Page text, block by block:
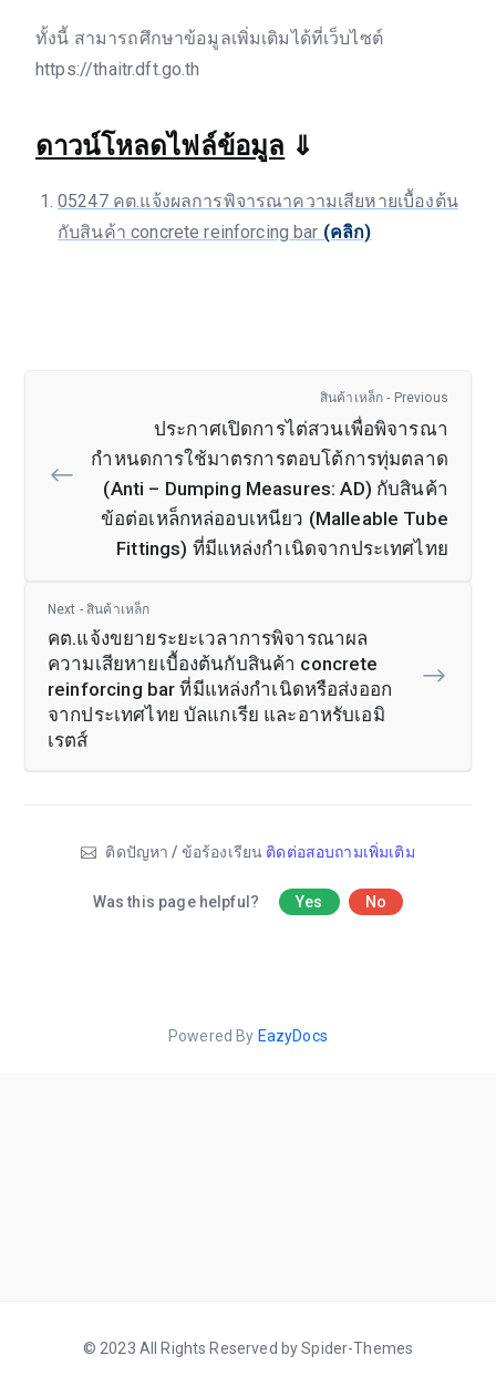
ทั้งนี้ สามารถศึกษาข้อมูลเพิ่มเติมได้ที่เว็บไซต์
https://thaitr.dft.go.th
ดาวน์โหลดไฟล์ข้อมูล ⇓
05247 คต.แจ้งผลการพิจารณาความเสียหายเบื้องต้น
กับสินค้า concrete reinforcing bar (คลิก)
สินค้าเหล็ก - Previous
ประกาศเปิดการไต่สวนเพื่อพิจารณา
กำหนดการใช้มาตรการตอบโต้การทุ่มตลาด
(Anti – Dumping Measures: AD) กับสินค้า
ข้อต่อเหล็กหล่ออบเหนียว (Malleable Tube
Fittings) ที่มีแหล่งกำเนิดจากประเทศไทย
Next - สินค้าเหล็ก
คต.แจ้งขยายระยะเวลาการพิจารณาผล
ความเสียหายเบื้องต้นกับสินค้า concrete
reinforcing bar ที่มีแหล่งกำเนิดหรือส่งออก
จากประเทศไทย บัลแกเรีย และอาหรับเอมิ
เรตส์
ติดปัญหา / ข้อร้องเรียน ติดต่อสอบถามเพิ่มเติม
Was this page helpful? Yes No
Powered By EazyDocs
© 2023 All Rights Reserved by Spider-Themes